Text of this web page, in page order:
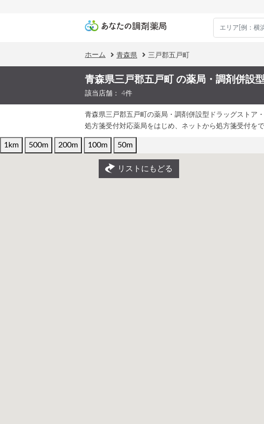
ホーム 青森県 三戸郡五戸町
青森県三戸郡五戸町 の薬局・調剤併設
該当店舗： 4件
青森県三戸郡五戸町の薬局・調剤併設型ドラッグストア
処方箋受付対応薬局をはじめ、ネットから処方箋受付を
1km 500m 200m 100m 50m
リストにもどる